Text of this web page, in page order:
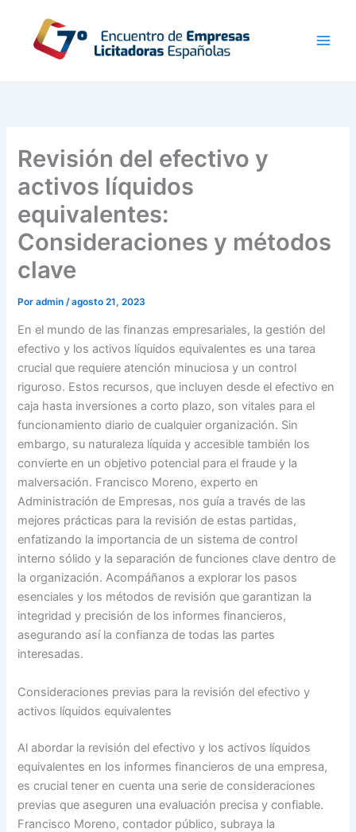
contenido
Revisión del efectivo y
activos líquidos
equivalentes:
Consideraciones y métodos
clave
Poradmin /agosto 21, 2023
En el mundo de las finanzas empresariales, la gestión del
efectivo y los activos líquidos equivalentes es una tarea
crucial que requiere atención minuciosa y un control
riguroso. Estos recursos, que incluyen desde el efectivo en
caja hasta inversiones a corto plazo, son vitales para el
funcionamiento diario de cualquier organización. Sin
embargo, su naturaleza líquida y accesible también los
convierte en un objetivo potencial para el fraude y la
malversación. Francisco Moreno, experto en
Administración de Empresas, nos guía a través de las
mejores prácticas para la revisión de estas partidas,
enfatizando la importancia de un sistema de control
interno sólido y la separación de funciones clave dentro de
la organización. Acompáñanos a explorar los pasos
esenciales y los métodos de revisión que garantizan la
integridad y precisión de los informes financieros,
asegurando así la confianza de todas las partes
interesadas.
Consideraciones previas para la revisión del efectivo y
activos líquidos equivalentes
Al abordar la revisión del efectivo y los activos líquidos
equivalentes en los informes financieros de una empresa,
es crucial tener en cuenta una serie de consideraciones
previas que aseguren una evaluación precisa y confiable.
Francisco Moreno, contador público, subraya la